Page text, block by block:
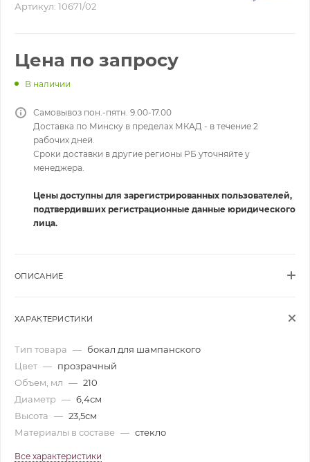
Артикул: 10671/02
Цена по запросу
В наличии
Самовывоз пон.-пятн. 9.00-17.00
Доставка по Минску в пределах МКАД - в течение 2
рабочих дней.
Сроки доставки в другие регионы РБ уточняйте у
менеджера.
Цены доступны для зарегистрированных пользователей,
подтвердивших регистрационные данные юридического
лица.
ОПИСАНИЕ
ХАРАКТЕРИСТИКИ
Тип товара — бокал для шампанского
Цвет — прозрачный
Объем, мл — 210
Диаметр — 6,4см
Высота — 23,5см
Материалы в составе — стекло
Все характеристики